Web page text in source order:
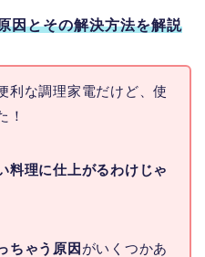
因とその解決方法を解説
利な調理家電だけど、使
！
料理に仕上がるわけじゃ
ちゃう原因 がいくつかあ